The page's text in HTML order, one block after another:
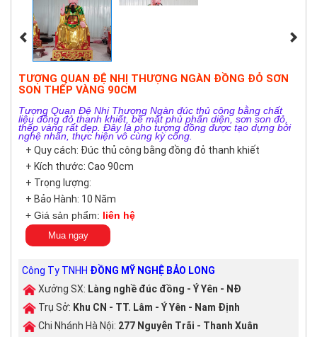
TƯỢNG QUAN ĐỆ NHỊ THƯỢNG NGÀN ĐỒNG ĐỎ SƠN
SON THẾP VÀNG 90CM
Tượng Quan Đệ Nhị Thượng Ngàn đúc thủ công bằng chất
liệu đồng đỏ thanh khiết, bề mặt phủ phấn diện, sơn son đỏ,
thếp vàng rất đẹp. Đây là pho tượng đồng được tạo dựng bởi
nghệ nhân, thực hiện vô cùng kỳ công.
+ Quy cách: Đúc thủ công bằng đồng đỏ thanh khiết
+ Kích thước: Cao 90cm
+ Trọng lượng:
+ Bảo Hành: 10 Năm
+ Giá sản phẩm: liên hệ
Mua ngay
Công Ty TNHH ĐỒNG MỸ NGHỆ BẢO LONG
Xưởng SX: Làng nghề đúc đồng - Ý Yên - NĐ
Trụ Sở: Khu CN - TT. Lâm - Ý Yên - Nam Định
Chi Nhánh Hà Nội: 277 Nguyễn Trãi - Thanh Xuân